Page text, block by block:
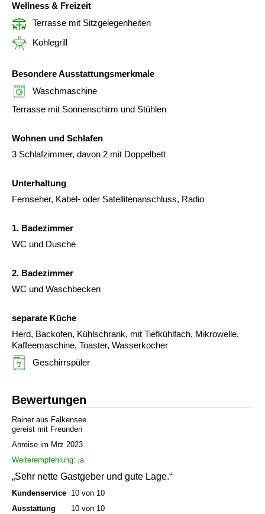
Wellness & Freizeit
Terrasse mit Sitzgelegenheiten
Kohlegrill
Besondere Ausstattungsmerkmale
Waschmaschine
Terrasse mit Sonnenschirm und Stühlen
Wohnen und Schlafen
3 Schlafzimmer, davon 2 mit Doppelbett
Unterhaltung
Fernseher, Kabel- oder Satellitenanschluss, Radio
1. Badezimmer
WC und Dusche
2. Badezimmer
WC und Waschbecken
separate Küche
Herd, Backofen, Kühlschrank, mit Tiefkühlfach, Mikrowelle,
Kaffeemaschine, Toaster, Wasserkocher
Geschirrspüler
Bewertungen
Rainer aus Falkensee
gereist mit Freunden
Anreise im Mrz 2023
Weiterempfehlung: ja
„Sehr nette Gastgeber und gute Lage.“
Kundenservice 10 von 10
Ausstattung
10 von 10